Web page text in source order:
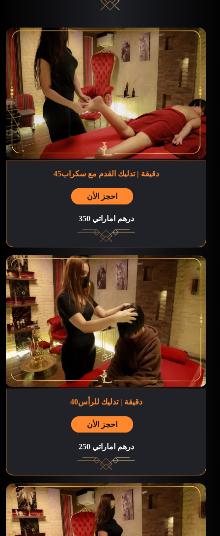
45دقيقة | تدليك القدم مع سكراب
احجز الأن
350 درهم اماراتي
40دقيقة | تدليك للرأس
احجز الأن
250 درهم اماراتي